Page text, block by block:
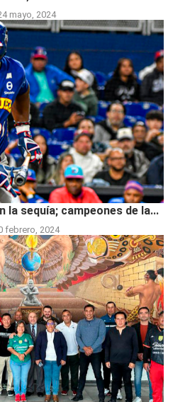
mayo, 2024
la sequía; campeones de la...
febrero, 2024